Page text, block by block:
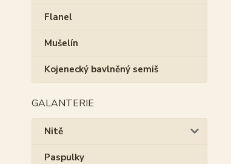
Flanel
Mušelín
Kojenecký bavlněný semiš
GALANTERIE
Nitě
Paspulky